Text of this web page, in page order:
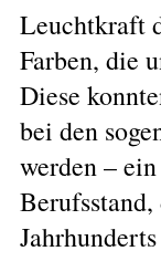
Leuchtkraft
Farben, die
Diese
bei den
werden – ein